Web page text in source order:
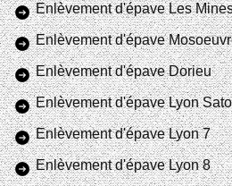
Enlèvement d'épave Les
Enlèvement d'épave
Enlèvement d'épave Dorieu
Enlèvement d'épave Lyon
Enlèvement d'épave Lyon 7
Enlèvement d'épave Lyon 8